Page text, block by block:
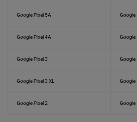
Google Pixel 5A Google
Google Pixel 4A Google
Google Pixel 3 Google
Google Pixel 3 XL Google
Google Pixel 2 Google